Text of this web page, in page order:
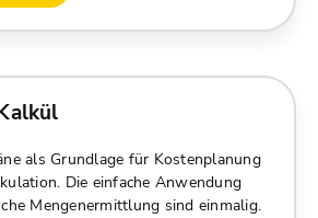
als Grundlage für Kostenplanung
Die einfache Anwendung
Mengenermittlung sind einmalig.